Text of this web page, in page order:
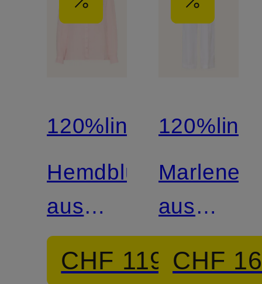
120%lino
Hemdbluse
aus
Leinen
CHF 119
120%lino
aus
Leinen
CHF